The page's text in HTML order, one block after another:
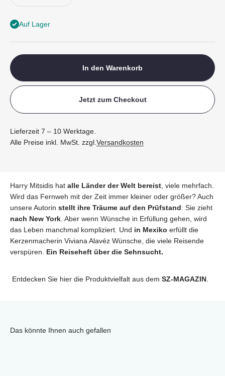
Auf Lager
In den Warenkorb
Jetzt zum Checkout
Lieferzeit 7 – 10 Werktage.
Alle Preise inkl. MwSt. zzgl.Versandkosten
Harry Mitsidis hat alle Länder der Welt bereist, viele mehrfach.
Wird das Fernweh mit der Zeit immer kleiner oder größer? Auch
unsere Autorin stellt ihre Träume auf den Prüfstand: Sie zieht
nach New York. Aber wenn Wünsche in Erfüllung gehen, wird
das Leben manchmal kompliziert. Und in Mexiko erfüllt die
Kerzenmacherin Viviana Alavéz Wünsche, die viele Reisende
verspüren. Ein Reiseheft über die Sehnsucht.
Entdecken Sie hier die Produktvielfalt aus dem SZ-MAGAZIN.
Das könnte Ihnen auch gefallen